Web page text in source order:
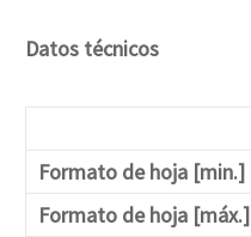
Datos técnicos
Formato de hoja [min.]
Formato de hoja [máx.]